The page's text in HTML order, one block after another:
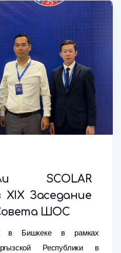
SCOLAR
XIX Заседание
ШОС
в Бишкеке в рамках
Республики в